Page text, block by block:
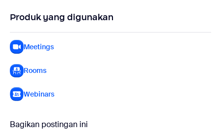
Produk yang digunakan
Meetings
Rooms
Webinars
Bagikan postingan ini